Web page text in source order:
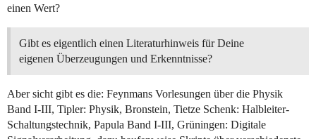
einen Wert?
Gibt es eigentlich einen Literaturhinweis für Deine
eigenen Überzeugungen und Erkenntnisse?
Aber sicht gibt es die: Feynmans Vorlesungen über die Physik
Band I-III, Tipler: Physik, Bronstein, Tietze Schenk: Halbleiter-
Schaltungstechnik, Papula Band I-III, Grüningen: Digitale